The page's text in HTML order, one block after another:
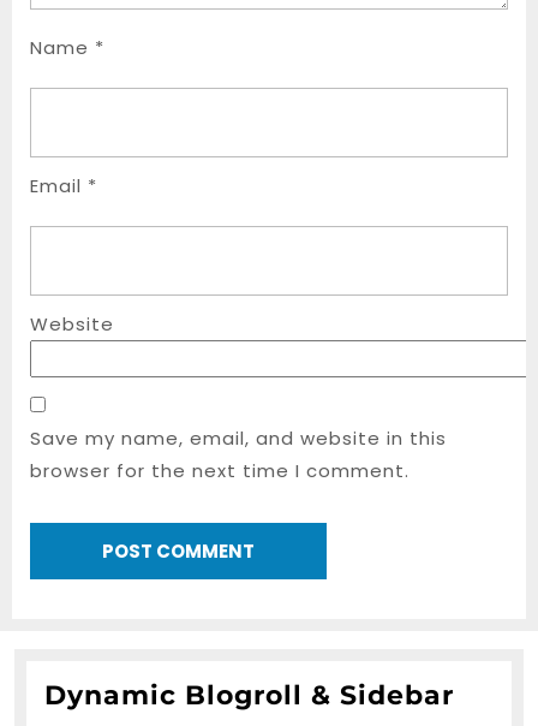
Name *
Email *
Website
Save my name, email, and website in this
browser for the next time I comment.
Dynamic Blogroll & Sidebar